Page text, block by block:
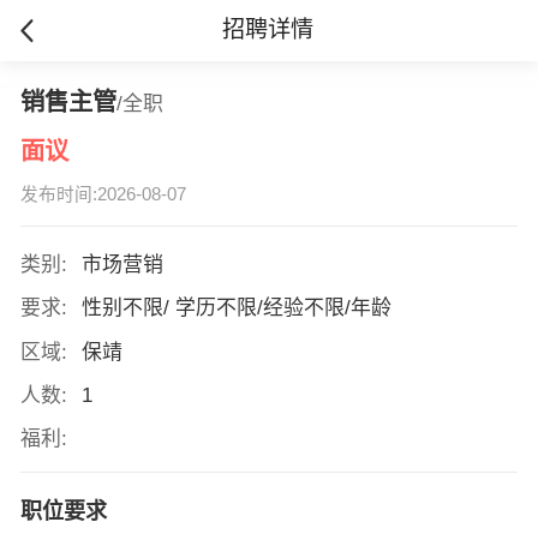
招聘详情
销售主管/全职
面议
发布时间:2026-08-07
类别:
市场营销
要求:
性别不限/ 学历不限/经验不限/年龄
区域:
保靖
人数:
1
福利:
职位要求